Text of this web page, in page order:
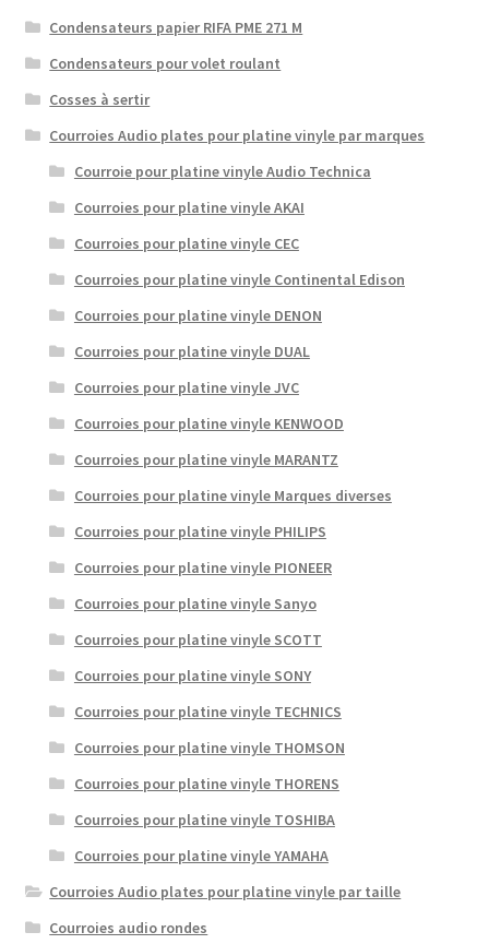
Condensateurs papier RIFA PME 271 M
Condensateurs pour volet roulant
Cosses à sertir
Courroies Audio plates pour platine vinyle par marques
Courroie pour platine vinyle Audio Technica
Courroies pour platine vinyle AKAI
Courroies pour platine vinyle CEC
Courroies pour platine vinyle Continental Edison
Courroies pour platine vinyle DENON
Courroies pour platine vinyle DUAL
Courroies pour platine vinyle JVC
Courroies pour platine vinyle KENWOOD
Courroies pour platine vinyle MARANTZ
Courroies pour platine vinyle Marques diverses
Courroies pour platine vinyle PHILIPS
Courroies pour platine vinyle PIONEER
Courroies pour platine vinyle Sanyo
Courroies pour platine vinyle SCOTT
Courroies pour platine vinyle SONY
Courroies pour platine vinyle TECHNICS
Courroies pour platine vinyle THOMSON
Courroies pour platine vinyle THORENS
Courroies pour platine vinyle TOSHIBA
Courroies pour platine vinyle YAMAHA
Courroies Audio plates pour platine vinyle par taille
Courroies audio rondes